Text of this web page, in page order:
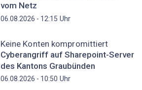
vom Netz
06.08.2026 - 12:15 Uhr
Keine Konten kompromittiert
Cyberangriff auf Sharepoint-Server
des Kantons Graubünden
06.08.2026 - 10:50 Uhr